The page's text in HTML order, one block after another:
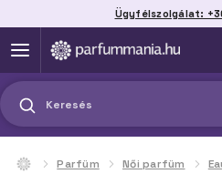
Ügyfélszolgálat:
Keresés
Parfüm Női parfüm